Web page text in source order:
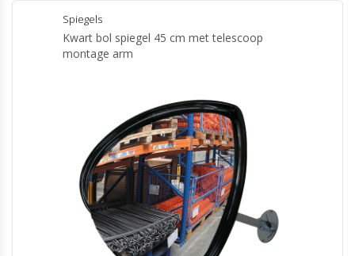
Spiegels
Kwart bol spiegel 45 cm met telescoop
montage arm